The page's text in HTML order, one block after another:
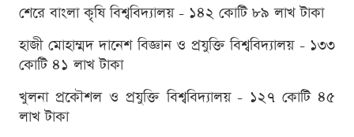
শেরে বাংলা কৃষি বিশ্ববিদ্যালয় - ১৪২ কোটি ৮৯ লাখ টাকা
হাজী মোহাম্মদ দানেশ বিজ্ঞান ও প্রযুক্তি বিশ্ববিদ্যালয় - ১৩৩
কোটি ৪১ লাখ টাকা
খুলনা প্রকৌশল ও প্রযুক্তি বিশ্ববিদ্যালয় - ১২৭ কোটি ৪৫
লাখ টাকা